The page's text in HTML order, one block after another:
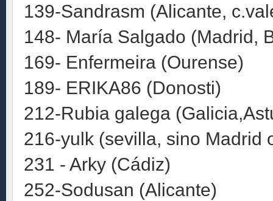
139-Sandrasm (Alicante,
148- María Salgado (Madrid,
169- Enfermeira (Ourense)
189- ERIKA86 (Donosti)
212-Rubia galega
216-yulk (sevilla, sino Madrid
231 - Arky (Cádiz)
252-Sodusan (Alicante)